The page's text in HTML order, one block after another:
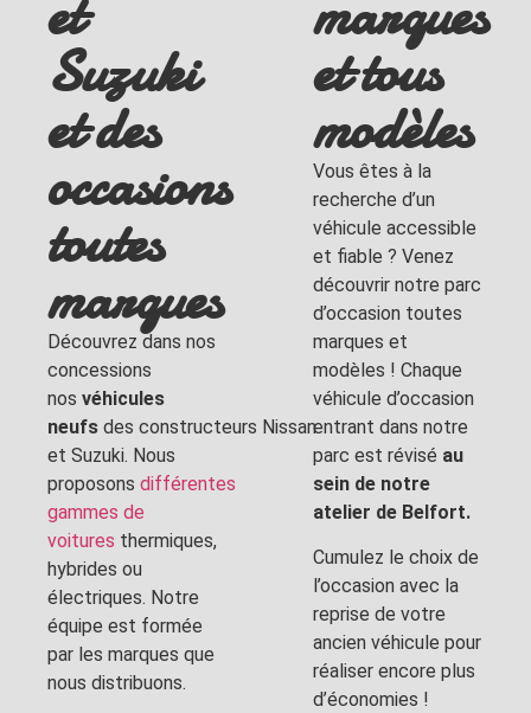
Suzuki
et des
occasions
toutes
marques
Découvrez dans nos
concessions
nos véhicules
neufs des constructeurs Nissan
et Suzuki. Nous
proposons différentes
gammes de
voitures thermiques,
hybrides ou
électriques. Notre
équipe est formée
par les marques que
nous distribuons.
et tous
modèles
Vous êtes à la
recherche d’un
véhicule accessible
et fiable ? Venez
découvrir notre parc
d’occasion toutes
marques et
modèles ! Chaque
véhicule d’occasion
entrant dans notre
parc est révisé au
sein de notre
atelier de Belfort.
Cumulez le choix de
l’occasion avec la
reprise de votre
ancien véhicule pour
réaliser encore plus
d’économies !